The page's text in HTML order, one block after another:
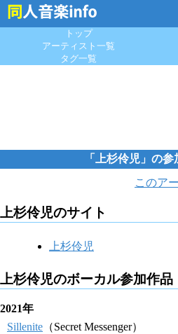
トップ
アーティスト一覧
タグ一覧
「上杉伶児」の
このア
上杉伶児のサイト
上杉伶児
上杉伶児のボーカル参加作品
2021年
Sillenite （Secret Messenger）